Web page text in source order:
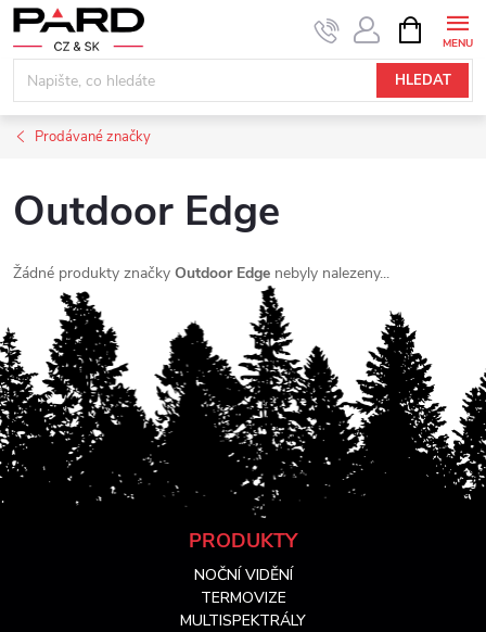
Přejít
na
obsah
HLEDAT
NÁKUPNÍ
KOŠÍK
Prodávané značky
Outdoor Edge
Žádné produkty značky Outdoor Edge nebyly nalezeny...
PRODUKTY
NOČNÍ VIDĚNÍ
TERMOVIZE
MULTISPEKTRÁLY